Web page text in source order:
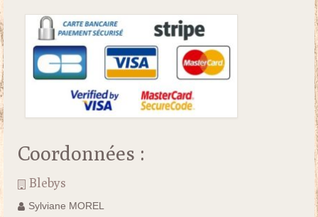
Coordonnées :
Blebys
Sylviane MOREL